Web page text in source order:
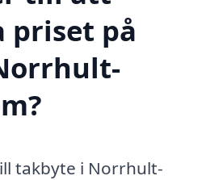
priset på
takbyte i Norrhult-